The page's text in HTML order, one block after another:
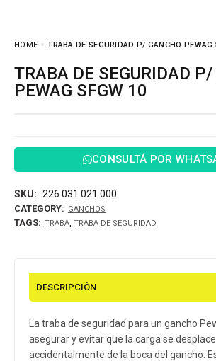
HOME TRABA DE SEGURIDAD P/ GANCHO PEWAG
TRABA DE SEGURIDAD P/ GANCHO
PEWAG SFGW 10
CONSULTÁ POR
SKU: 226 031 021 000
CATEGORY: GANCHOS
TAGS: TRABA, TRABA DE SEGURIDAD
DESCRIPCIÓN
La traba de seguridad para un gancho
asegurar y evitar que la carga se desplace
accidentalmente de la boca del gancho.